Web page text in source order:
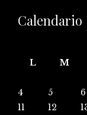
Calendario
L
M
4
5 6
11
12